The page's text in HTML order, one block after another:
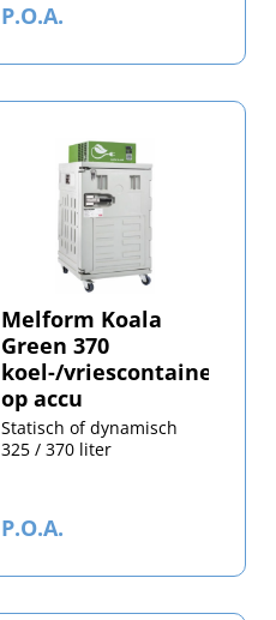
P.O.A.
Melform Koala
Green 370
koel-/vriescontainer
op accu
Statisch of dynamisch
325 / 370 liter
P.O.A.